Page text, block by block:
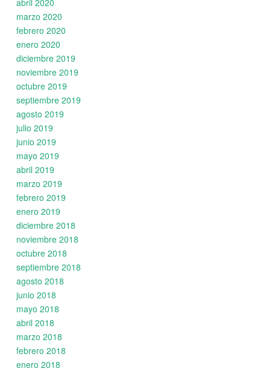
abril 2020
marzo 2020
febrero 2020
enero 2020
diciembre 2019
noviembre 2019
octubre 2019
septiembre 2019
agosto 2019
julio 2019
junio 2019
mayo 2019
abril 2019
marzo 2019
febrero 2019
enero 2019
diciembre 2018
noviembre 2018
octubre 2018
septiembre 2018
agosto 2018
junio 2018
mayo 2018
abril 2018
marzo 2018
febrero 2018
enero 2018